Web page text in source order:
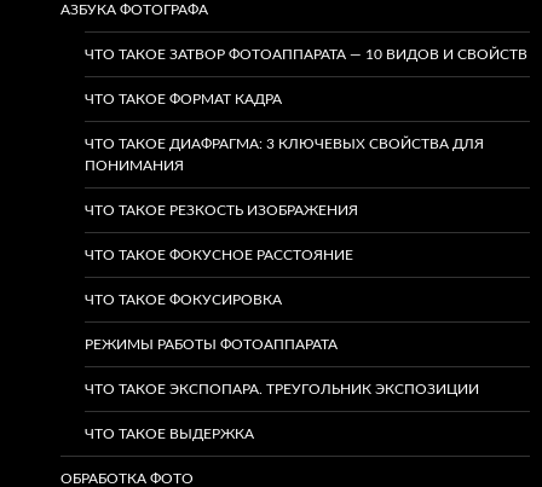
АЗБУКА ФОТОГРАФА
ЧТО ТАКОЕ ЗАТВОР ФОТОАППАРАТА — 10 ВИДОВ И СВОЙСТВ
ЧТО ТАКОЕ ФОРМАТ КАДРА
ЧТО ТАКОЕ ДИАФРАГМА: 3 КЛЮЧЕВЫХ СВОЙСТВА ДЛЯ
ПОНИМАНИЯ
ЧТО ТАКОЕ РЕЗКОСТЬ ИЗОБРАЖЕНИЯ
ЧТО ТАКОЕ ФОКУСНОЕ РАССТОЯНИЕ
ЧТО ТАКОЕ ФОКУСИРОВКА
РЕЖИМЫ РАБОТЫ ФОТОАППАРАТА
ЧТО ТАКОЕ ЭКСПОПАРА. ТРЕУГОЛЬНИК ЭКСПОЗИЦИИ
ЧТО ТАКОЕ ВЫДЕРЖКА
ОБРАБОТКА ФОТО